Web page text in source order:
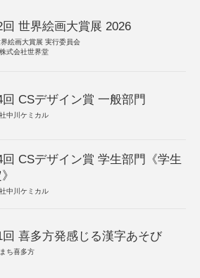
回 世界絵画大賞展 2026
絵画大賞展 実行委員会
式会社世界堂
回 CSデザイン賞 一般部門
中川ケミカル
回 CSデザイン賞 学生部門《学生
中川ケミカル
回 喜多方発感じる漢字あそび
ち喜多方